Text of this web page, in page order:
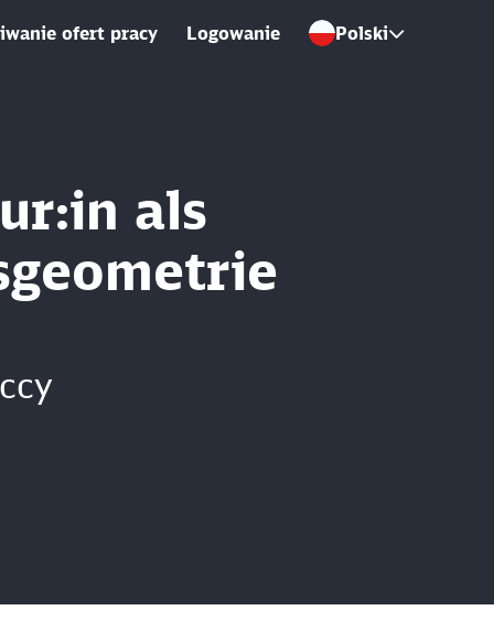
ofert pracy Logowanie Polski
als